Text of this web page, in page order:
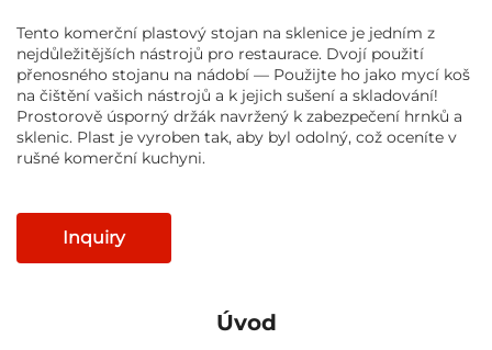
Tento komerční plastový stojan na sklenice je jedním z
nejdůležitějších nástrojů pro restaurace. Dvojí použití
přenosného stojanu na nádobí — Použijte ho jako mycí koš
na čištění vašich nástrojů a k jejich sušení a skladování!
Prostorově úsporný držák navržený k zabezpečení hrnků a
sklenic. Plast je vyroben tak, aby byl odolný, což oceníte v
rušné komerční kuchyni.
Inquiry
Úvod